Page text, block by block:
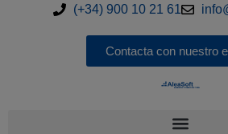
(+34) 900 10 21 61
Contacta con nuestro